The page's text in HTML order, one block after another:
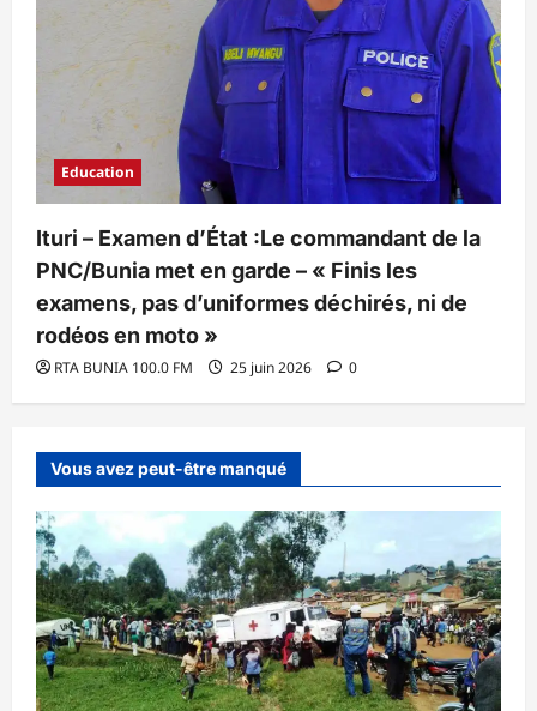
Education
Ituri – Examen d’État :Le commandant de la
PNC/Bunia met en garde – « Finis les
examens, pas d’uniformes déchirés, ni de
rodéos en moto »
RTA BUNIA 100.0 FM 25 juin 2026 0
Vous avez peut-être manqué